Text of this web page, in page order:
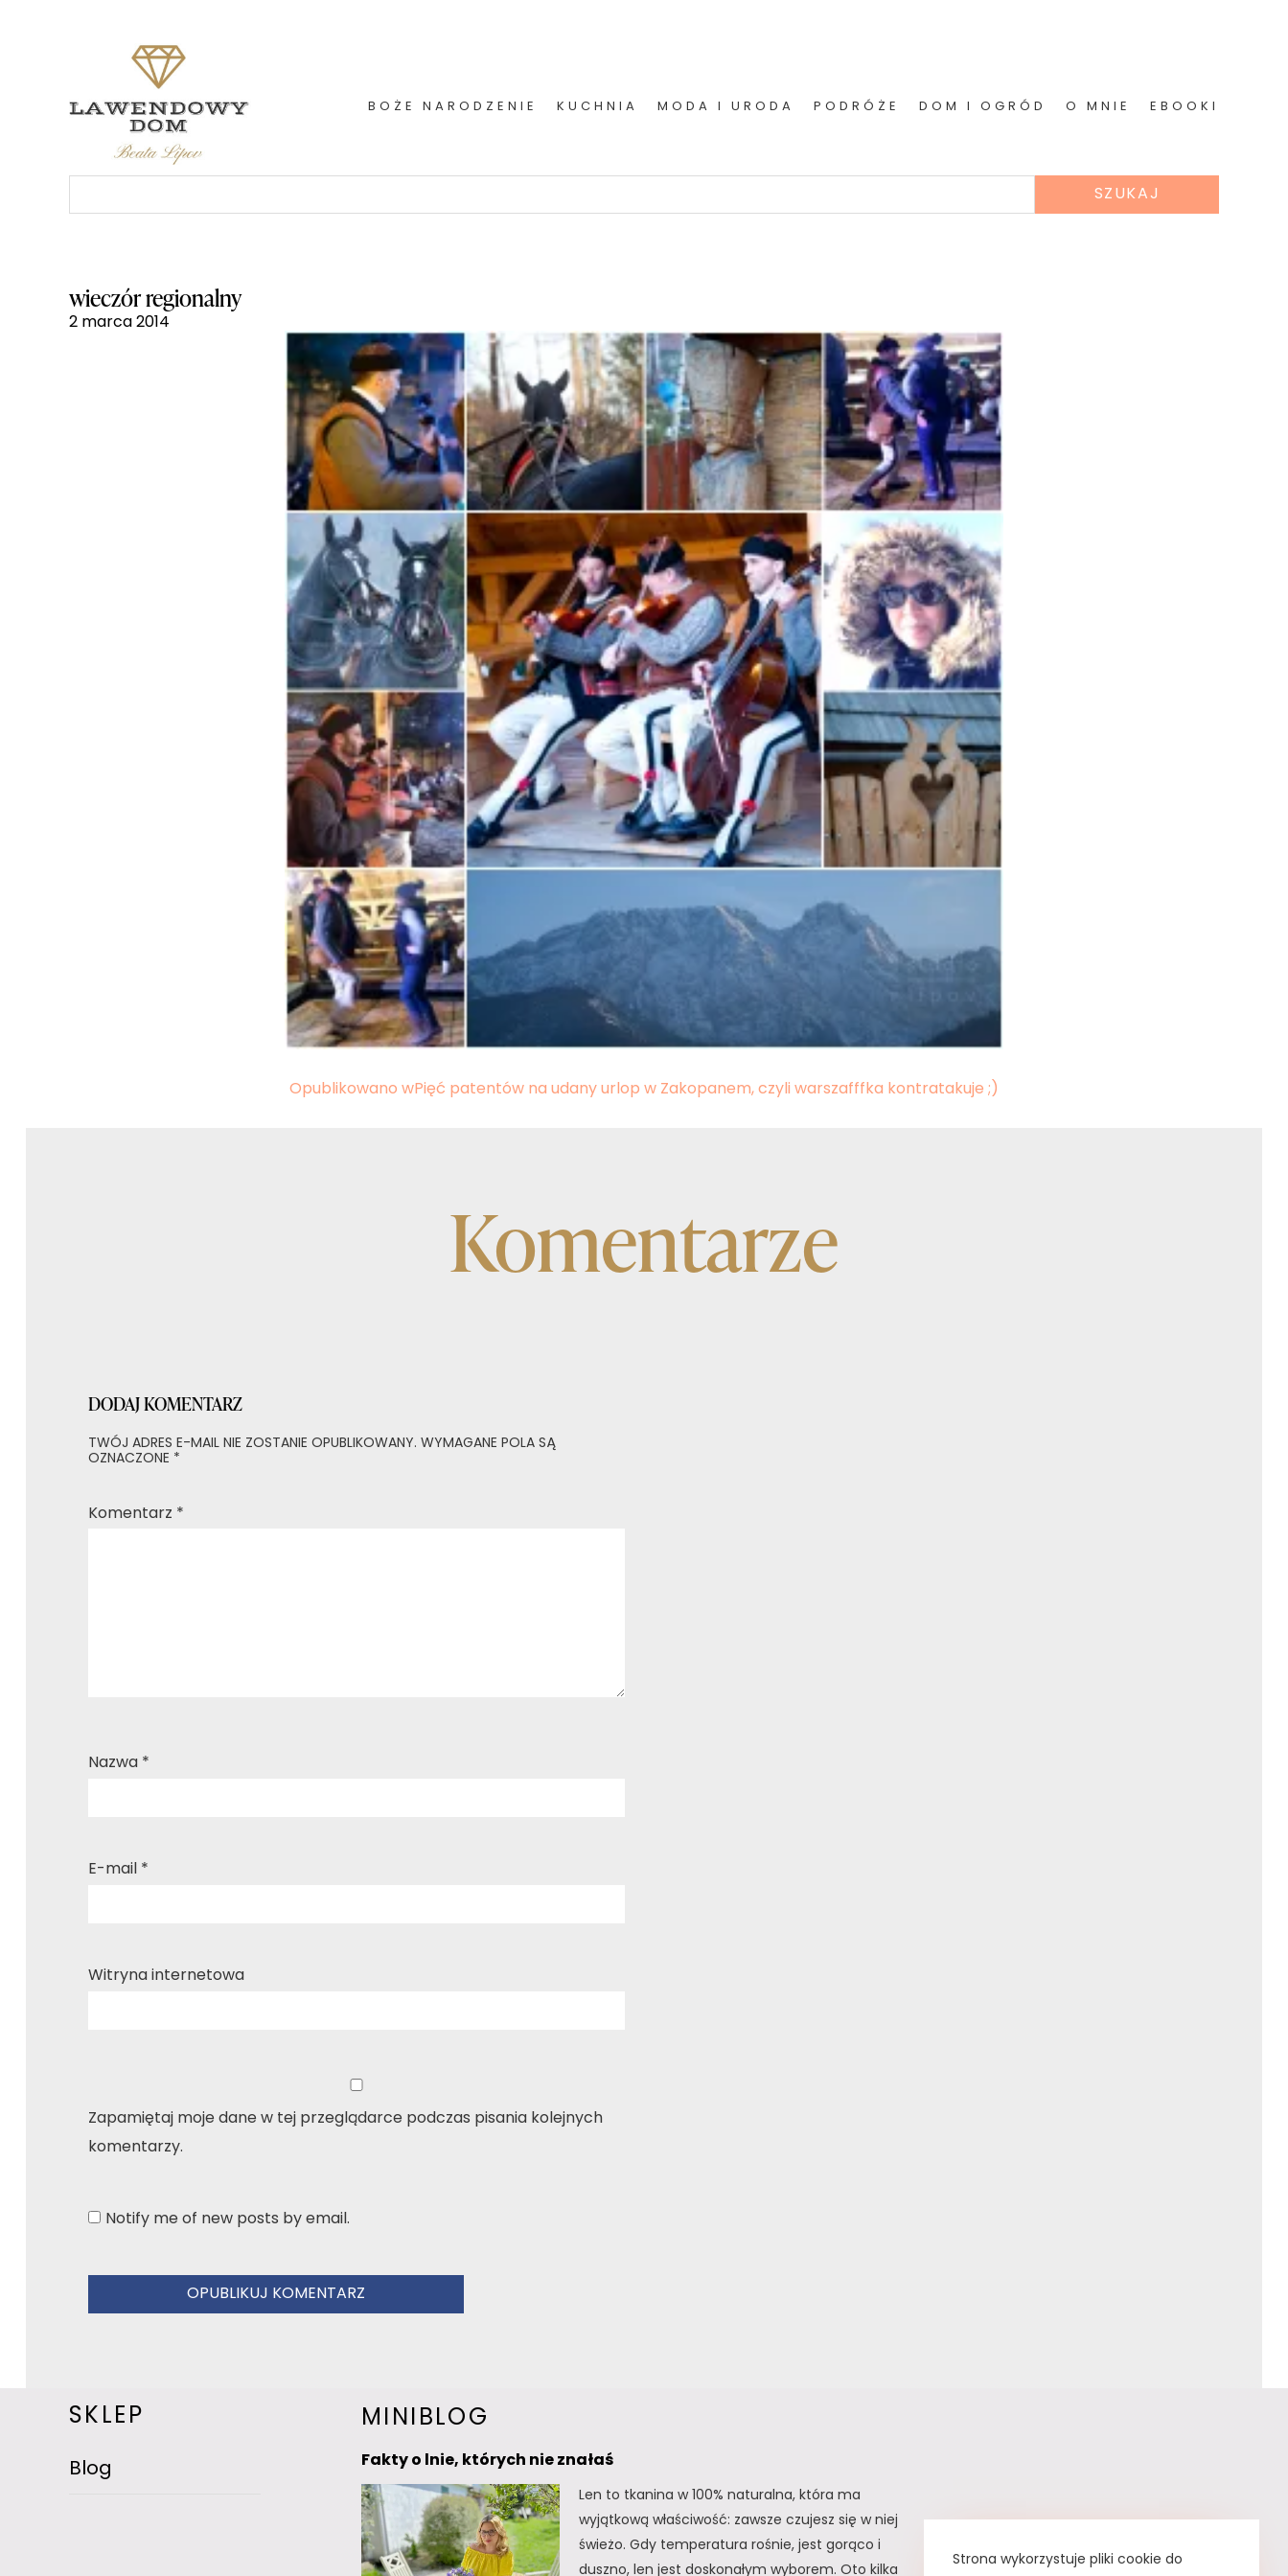
BOŻE NARODZENIE KUCHNIA MODA I URODA PODRÓŻE DOM I OGRÓD O MNIE EBOOKI
wieczór regionalny
2 marca 2014
NawigacjaOpublikowano wPięć patentów na udany urlop w Zakopanem, czyli warszafffka kontratakuje ;)
Komentarze
DODAJ KOMENTARZ
TWÓJ ADRES E-MAIL NIE ZOSTANIE OPUBLIKOWANY. WYMAGANE POLA SĄ
OZNACZONE *
Komentarz *
Nazwa *
E-mail *
Witryna internetowa
Zapamiętaj moje dane w tej przeglądarce podczas pisania kolejnych
komentarzy.
Notify me of new posts by email.
SKLEP
Blog
MINIBLOG
Fakty o lnie, których nie znałaś
Len to tkanina w 100% naturalna, która ma
wyjątkową właściwość: zawsze czujesz się w niej
świeżo. Gdy temperatura rośnie, jest gorąco i
duszno, len jest doskonałym wyborem. Oto kilka
Strona wykorzystuje pliki cookie do